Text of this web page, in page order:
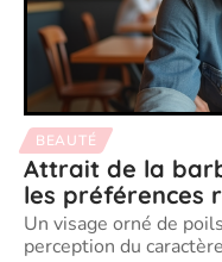
BEAUTÉ
Attrait de la
les préférences
Un visage orné de
perception du